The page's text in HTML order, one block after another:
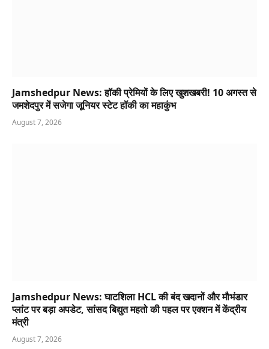
Jamshedpur News: हॉकी प्रेमियों के लिए खुशखबरी! 10 अगस्त से
जमशेदपुर में सजेगा जूनियर स्टेट हॉकी का महाकुंभ
August 7, 2026
Jamshedpur News: घाटशिला HCL की बंद खदानों और मौभंडार
प्लांट पर बड़ा अपडेट, सांसद बिद्युत महतो की पहल पर एक्शन में केंद्रीय
मंत्री
August 7, 2026